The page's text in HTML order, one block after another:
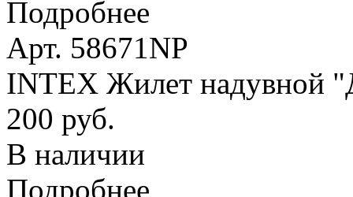
Подробнее
Арт. 58671NP
INTEX Жилет надувной
200 руб.
В наличии
Подробнее